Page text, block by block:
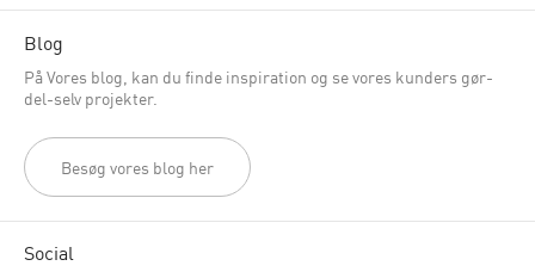
Blog
På Vores blog, kan du finde inspiration og se vores kunders gør-
del-selv projekter.
Besøg vores blog her
Social